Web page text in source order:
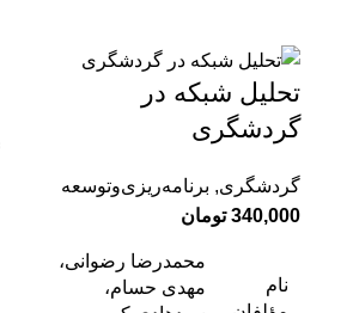
تحلیل شبکه در
گردشگری
گردشگری, برنامه‌ریزی‌وتوسعه
340,000 تومان
نام
محمدرضا رضوانی،
مهدی حسام،